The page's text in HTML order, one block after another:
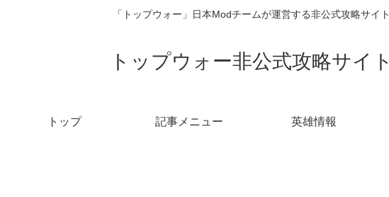
「トップウォー」日本Modチームが運営する非公式攻略サイト
トップウォー非公式攻略サイト
トップ 記事メニュー 英雄情報